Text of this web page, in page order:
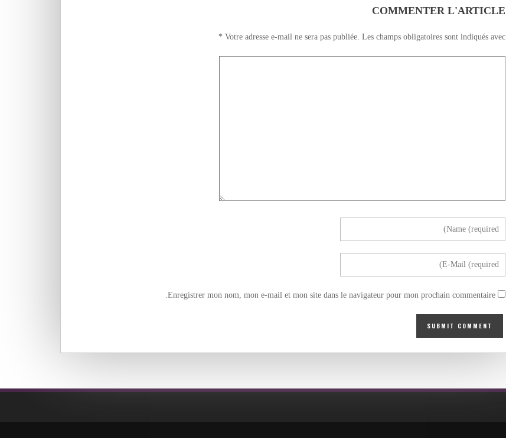
COMMENTER L'ARTICLE
Votre adresse e-mail ne sera pas publiée. Les champs obligatoires sont indiqués avec
*
Enregistrer mon nom, mon e-mail et mon site dans le navigateur pour mon prochain commentaire.